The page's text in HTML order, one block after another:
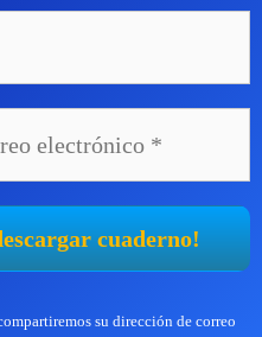
su dirección de correo